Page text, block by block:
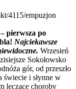
4115/empuzjon
pierwsza po
Najciekawsze
Wrzesień
Sokołowsko
gór, od przeszło
świecie i słynne w
leczące choroby